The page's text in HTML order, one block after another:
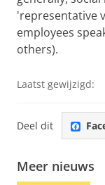
'representative
employees
others).
Laatst gewijzigd:
Deel dit
Meer nieuws